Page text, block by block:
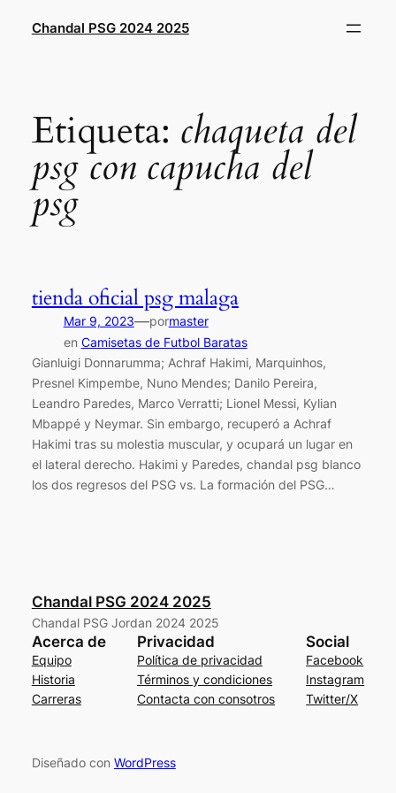
Chandal PSG 2024 2025
Etiqueta: chaqueta del
psg con capucha del
psg
tienda oficial psg malaga
Mar 9, 2023—pormaster
en Camisetas de Futbol Baratas
Gianluigi Donnarumma; Achraf Hakimi, Marquinhos,
Presnel Kimpembe, Nuno Mendes; Danilo Pereira,
Leandro Paredes, Marco Verratti; Lionel Messi, Kylian
Mbappé y Neymar. Sin embargo, recuperó a Achraf
Hakimi tras su molestia muscular, y ocupará un lugar en
el lateral derecho. Hakimi y Paredes, chandal psg blanco
los dos regresos del PSG vs. La formación del PSG…
Chandal PSG 2024 2025
Chandal PSG Jordan 2024 2025
Acerca de
Equipo
Historia
Carreras
Privacidad
Política de privacidad
Términos y condiciones
Contacta con consotros
Social
Facebook
Instagram
Twitter/X
Diseñado con WordPress